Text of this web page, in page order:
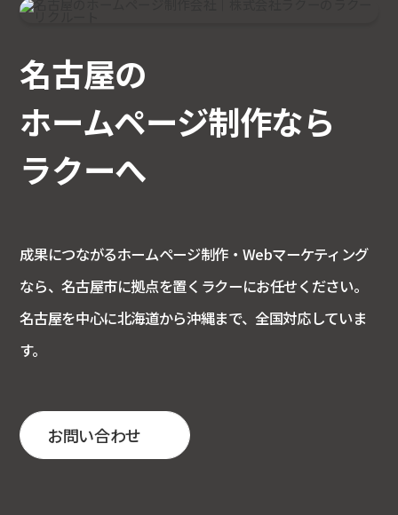
名古屋の
ホームページ制作なら
ラクーへ
成果につながるホームページ制作・Webマーケティング
なら、名古屋市に拠点を置くラクーにお任せください。
名古屋を中心に北海道から沖縄まで、全国対応していま
す。
お問い合わせ